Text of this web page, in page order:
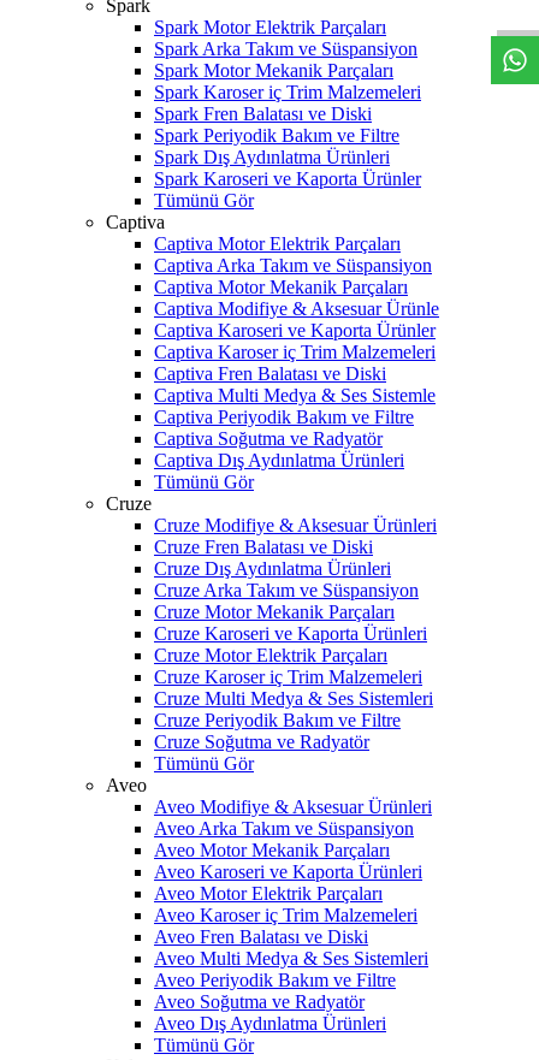
Spark
Spark Motor Elektrik Parçaları
Spark Arka Takım ve Süspansiyon
Spark Motor Mekanik Parçaları
Spark Karoser iç Trim Malzemeleri
Spark Fren Balatası ve Diski
Spark Periyodik Bakım ve Filtre
Spark Dış Aydınlatma Ürünleri
Spark Karoseri ve Kaporta Ürünler
Tümünü Gör
Captiva
Captiva Motor Elektrik Parçaları
Captiva Arka Takım ve Süspansiyon
Captiva Motor Mekanik Parçaları
Captiva Modifiye & Aksesuar Ürünle
Captiva Karoseri ve Kaporta Ürünler
Captiva Karoser iç Trim Malzemeleri
Captiva Fren Balatası ve Diski
Captiva Multi Medya & Ses Sistemle
Captiva Periyodik Bakım ve Filtre
Captiva Soğutma ve Radyatör
Captiva Dış Aydınlatma Ürünleri
Tümünü Gör
Cruze
Cruze Modifiye & Aksesuar Ürünleri
Cruze Fren Balatası ve Diski
Cruze Dış Aydınlatma Ürünleri
Cruze Arka Takım ve Süspansiyon
Cruze Motor Mekanik Parçaları
Cruze Karoseri ve Kaporta Ürünleri
Cruze Motor Elektrik Parçaları
Cruze Karoser iç Trim Malzemeleri
Cruze Multi Medya & Ses Sistemleri
Cruze Periyodik Bakım ve Filtre
Cruze Soğutma ve Radyatör
Tümünü Gör
Aveo
Aveo Modifiye & Aksesuar Ürünleri
Aveo Arka Takım ve Süspansiyon
Aveo Motor Mekanik Parçaları
Aveo Karoseri ve Kaporta Ürünleri
Aveo Motor Elektrik Parçaları
Aveo Karoser iç Trim Malzemeleri
Aveo Fren Balatası ve Diski
Aveo Multi Medya & Ses Sistemleri
Aveo Periyodik Bakım ve Filtre
Aveo Soğutma ve Radyatör
Aveo Dış Aydınlatma Ürünleri
Tümünü Gör